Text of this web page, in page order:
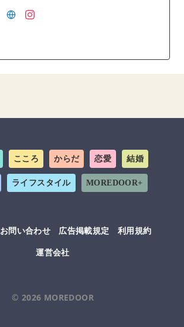
こころ からだ 恋愛 結婚
ライフスタイル MOREDOOR+
お問い合わせ 広告掲載規定
利用規約
運営会社
© 2026 MOREDOOR